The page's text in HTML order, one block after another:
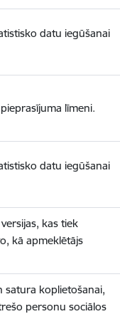
datu iegūšanai
līmeni.
datu iegūšanai
kas tiek
kā apmeklētājs
satura koplietošanai,
personu sociālos